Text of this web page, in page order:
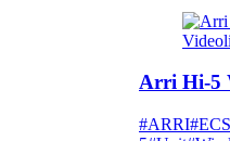
Arri Hi-5
#ARRI#ECS